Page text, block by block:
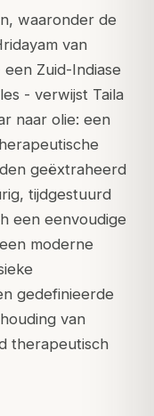
waaronder de
van
een Zuid-Indiase
- verwijst Taila
naar olie: een
geëxtraheerd
tijdgestuurd
een eenvoudige
moderne
gedefinieerde
van
therapeutisch